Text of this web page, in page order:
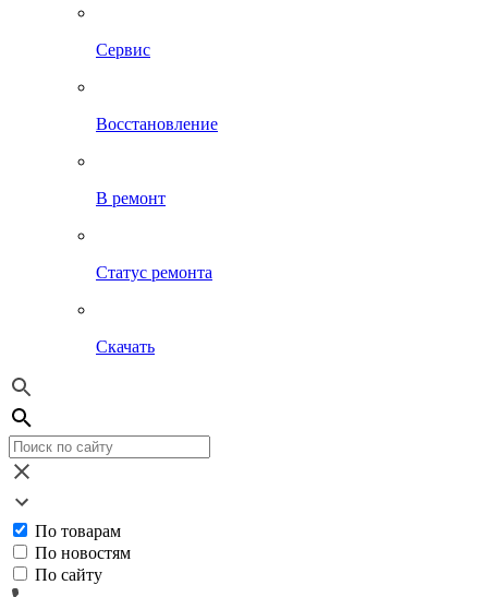
Сервис
Восстановление
В ремонт
Статус ремонта
Скачать
По товарам
По новостям
По сайту